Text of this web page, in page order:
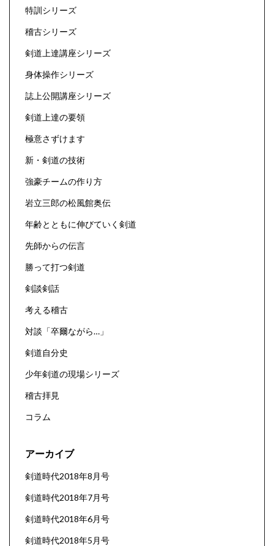
特訓シリーズ
稽古シリーズ
剣道上達講座シリーズ
身体操作シリーズ
誌上公開講座シリーズ
剣道上達の要領
極意さずけます
新・剣道の技術
強豪チームの作り方
岩立三郎の松風館奥伝
年齢とともに伸びていく剣道
先師からの伝言
勝って打つ剣道
剣談剣話
考える稽古
対談「卒爾ながら…」
剣道自分史
少年剣道の現場シリーズ
稽古拝見
コラム
アーカイブ
剣道時代2018年8月号
剣道時代2018年7月号
剣道時代2018年6月号
剣道時代2018年5月号